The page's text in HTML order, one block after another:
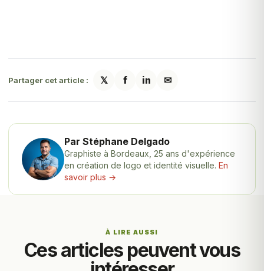
Partager cet article : 𝕏 f in ✉
Par Stéphane Delgado
Graphiste à Bordeaux, 25 ans d'expérience
en création de logo et identité visuelle. En
savoir plus →
À LIRE AUSSI
Ces articles peuvent vous